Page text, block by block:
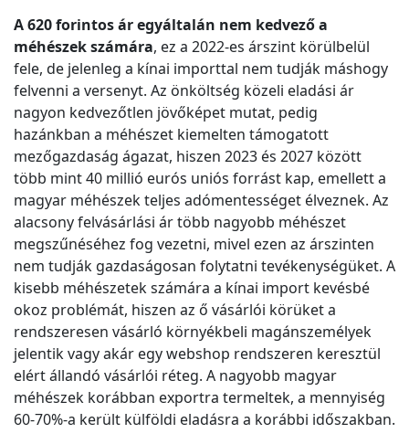
A 620 forintos ár egyáltalán nem kedvező a
méhészek számára, ez a 2022-es árszint körülbelül
fele, de jelenleg a kínai importtal nem tudják máshogy
felvenni a versenyt. Az önköltség közeli eladási ár
nagyon kedvezőtlen jövőképet mutat, pedig
hazánkban a méhészet kiemelten támogatott
mezőgazdaság ágazat, hiszen 2023 és 2027 között
több mint 40 millió eurós uniós forrást kap, emellett a
magyar méhészek teljes adómentességet élveznek. Az
alacsony felvásárlási ár több nagyobb méhészet
megszűnéséhez fog vezetni, mivel ezen az árszinten
nem tudják gazdaságosan folytatni tevékenységüket. A
kisebb méhészetek számára a kínai import kevésbé
okoz problémát, hiszen az ő vásárlói körüket a
rendszeresen vásárló környékbeli magánszemélyek
jelentik vagy akár egy webshop rendszeren keresztül
elért állandó vásárlói réteg. A nagyobb magyar
méhészek korábban exportra termeltek, a mennyiség
60-70%-a került külföldi eladásra a korábbi időszakban.